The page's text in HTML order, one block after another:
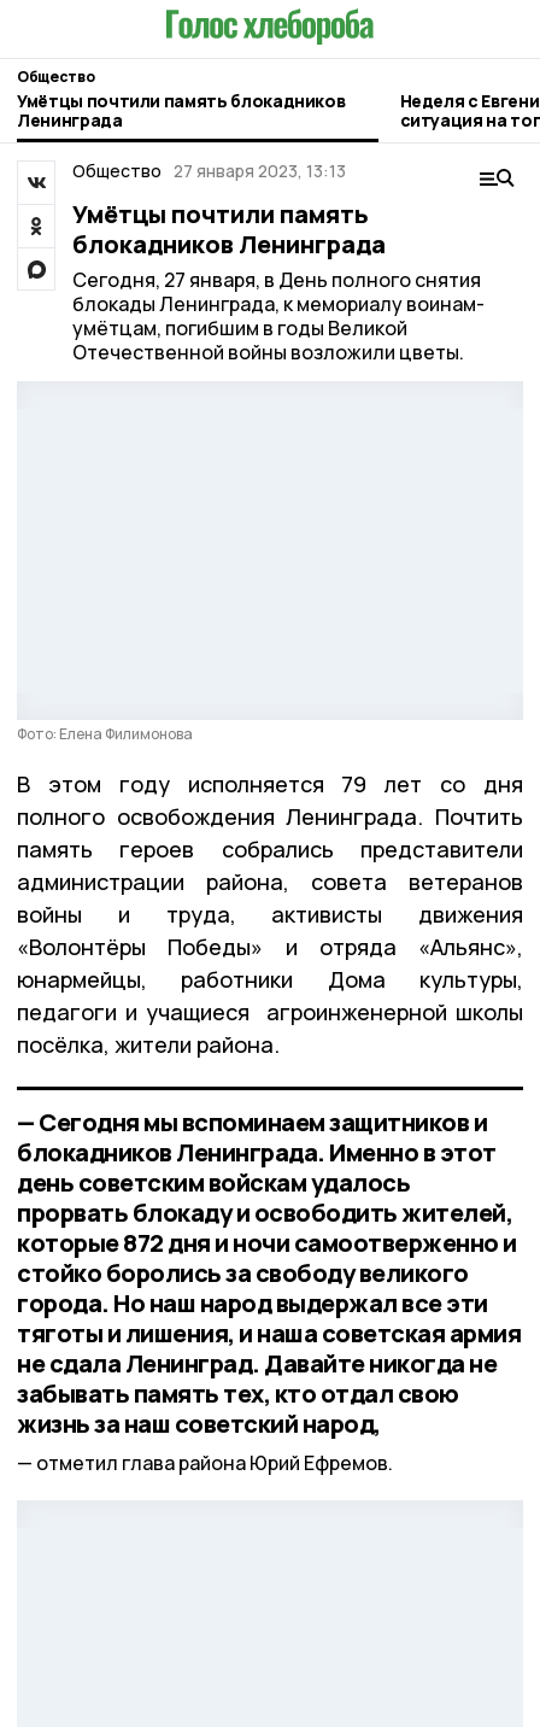
Общество
Умётцы почтили память блокадников
Ленинграда
Неделя с
ситуация на
городе и
Общество 27 января 2023, 13:13
Умётцы почтили память
блокадников Ленинграда
Сегодня, 27 января, в День полного снятия
блокады Ленинграда, к мемориалу воинам-
умётцам, погибшим в годы Великой
Отечественной войны возложили цветы.
Фото: Елена Филимонова
В этом году исполняется 79 лет со дня
полного освобождения Ленинграда. Почтить
память героев собрались представители
администрации района, совета ветеранов
войны и труда, активисты движения
«Волонтёры Победы» и отряда «Альянс»,
юнармейцы, работники Дома культуры,
педагоги и учащиеся агроинженерной школы
посёлка, жители района.
— Сегодня мы вспоминаем защитников и
блокадников Ленинграда. Именно в этот
день советским войскам удалось
прорвать блокаду и освободить жителей,
которые 872 дня и ночи самоотверженно и
стойко боролись за свободу великого
города. Но наш народ выдержал все эти
тяготы и лишения, и наша советская армия
не сдала Ленинград. Давайте никогда не
забывать память тех, кто отдал свою
жизнь за наш советский народ,
отметил глава района Юрий Ефремов.